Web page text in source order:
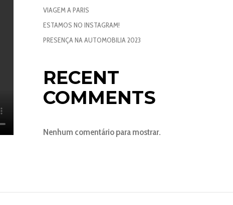
VIAGEM A PARIS
ESTAMOS NO INSTAGRAM!
PRESENÇA NA AUTOMOBILIA 2023
RECENT
COMMENTS
Nenhum comentário para mostrar.